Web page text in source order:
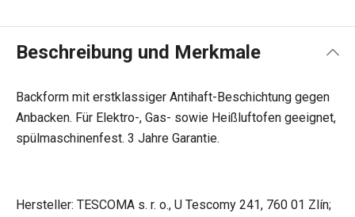
Beschreibung und Merkmale
Backform mit erstklassiger Antihaft-Beschichtung gegen
Anbacken. Für Elektro-, Gas- sowie Heißluftofen geeignet,
spülmaschinenfest. 3 Jahre Garantie.
Hersteller: TESCOMA s. r. o., U Tescomy 241, 760 01 Zlín;